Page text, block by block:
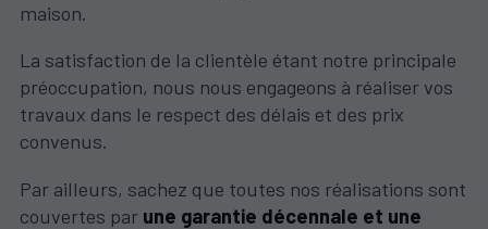
maison.
La satisfaction de la clientèle étant notre principale
préoccupation, nous nous engageons à réaliser vos
travaux dans le respect des délais et des prix
convenus.
Par ailleurs, sachez que toutes nos réalisations sont
couvertes par une garantie décennale et une